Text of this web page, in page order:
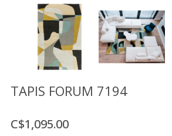
COMPTE
LISTE
SOUHAITS
US
TAPIS FORUM 7194
C$1,095.00